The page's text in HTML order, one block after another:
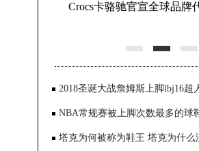
丽人好商家如何被发现？
2018圣诞大战詹姆斯上脚lbj16超
颜NBA常规赛被上脚次数最多的球
规赛
塔克为何被称为鞋王 塔克为什么